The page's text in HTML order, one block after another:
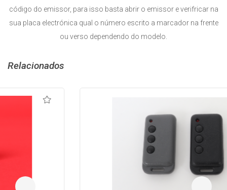
código do emissor, para isso basta abrir o emissor e verifricar na
sua placa electrónica qual o número escrito a marcador na frente
ou verso dependendo do modelo.
Relacionados